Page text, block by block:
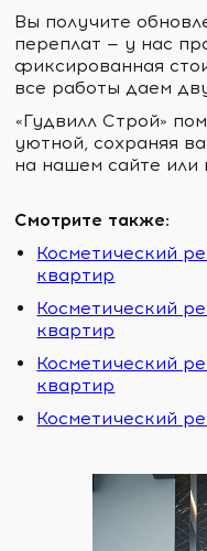
Вы получите
переплат — у нас
фиксированная
все работы даем
«Гудвилл Строй»
уютной, сохраняя
на нашем сайте или
Смотрите также:
Косметический
квартир
Косметический
квартир
Косметический
квартир
Косметический